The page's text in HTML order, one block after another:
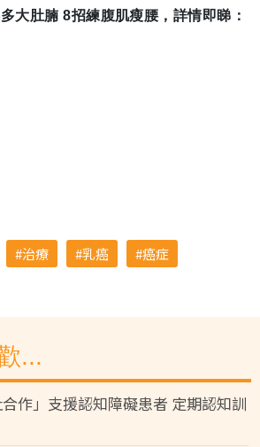
大肚腩 8招練腹肌瘦腰，詳情即睇：
治療 乳癌 癌症
...
作」支援認知障礙患者 定期認知訓